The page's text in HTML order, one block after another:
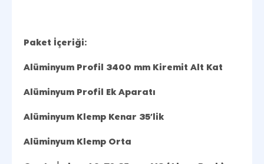
Paket İçeriği:
Alüminyum Profil 3400 mm Kiremit Alt Kat
Alüminyum Profil Ek Aparatı
Alüminyum Klemp Kenar 35’lik
Alüminyum Klemp Orta